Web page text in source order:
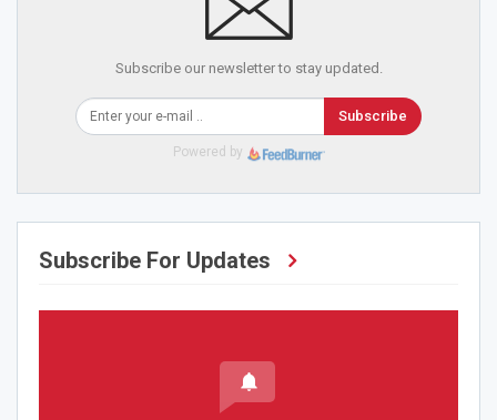
Subscribe our newsletter to stay updated.
Subscribe
Powered by
Subscribe For Updates